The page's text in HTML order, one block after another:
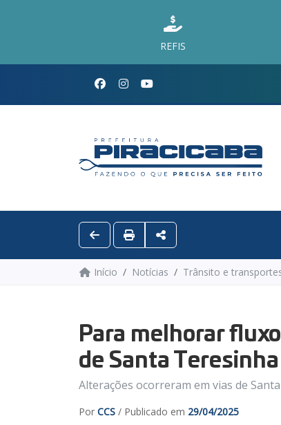
REFIS
Início Notícias Trânsito e
Para melhorar
de Santa
Alterações ocorreram em vias de
Por CCS / Publicado em 29/04/2025